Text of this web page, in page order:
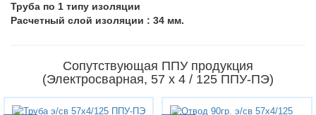
Труба по 1 типу изоляции
Расчетный слой изоляции : 34 мм.
Сопутствующая ППУ продукция
(Электросварная, 57 х 4 / 125 ППУ-ПЭ)